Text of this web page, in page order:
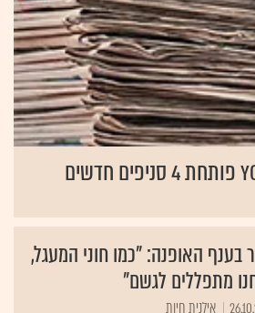
בענף האופנה: "כמו חוני המעגל,
מתפללים לגשם"
אילנית חיות